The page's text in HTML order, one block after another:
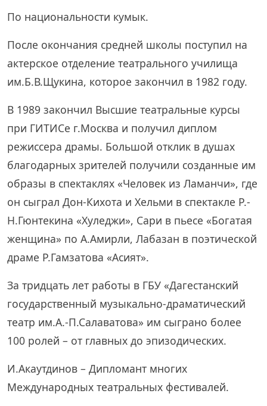
По национальности кумык.
После окончания средней школы поступил на
актерское отделение театрального училища
им.Б.В.Щукина, которое закончил в 1982 году.
В 1989 закончил Высшие театральные курсы
при ГИТИСе г.Москва и получил диплом
режиссера драмы. Большой отклик в душах
благодарных зрителей получили созданные им
образы в спектаклях «Человек из Ламанчи», где
он сыграл Дон-Кихота и Хельми в спектакле Р.-
Н.Гюнтекина «Хуледжи», Сари в пьесе «Богатая
женщина» по А.Амирли, Лабазан в поэтической
драме Р.Гамзатова «Асият».
За тридцать лет работы в ГБУ «Дагестанский
государственный музыкально-драматический
театр им.А.-П.Салаватова» им сыграно более
100 ролей – от главных до эпизодических.
И.Акаутдинов – Дипломант многих
Международных театральных фестивалей.